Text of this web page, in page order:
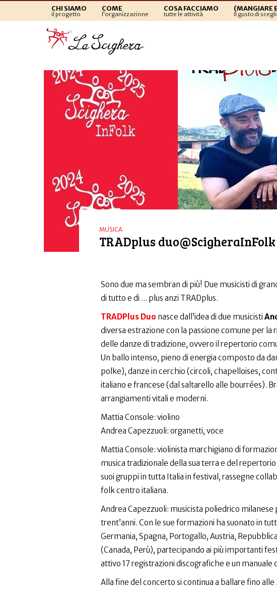
CHI SIAMO
il progetto
COME
l'organizzazione
COSA FACCIAMO
tutte le attività
(MANGIARE
Il gusto di
MUSICA
TRADplus duo@ScigheraInFolk
Sono due ma sembran di più! Due musicisti di
di tutto e di ... plus anzi TRADplus.
TRADPlus Duo nasce dall’idea di due musicisti
diversa estrazione con la passione comune per
delle danze di tradizione, ovvero il repertorio
Un ballo intenso, pieno di energia composto da
polke), danze in cerchio (circoli, chapelloises,
italiano e francese (dal saltarello alle bourrées).
arrangiamenti vitali e moderni.
Mattia Console: violino
Andrea Capezzuoli: organetti, voce
Mattia Console: violinista marchigiano di
musica tradizionale della sua terra e del
suoi gruppi in tutta Italia in festival, rassegne
folk centro italiana.
Andrea Capezzuoli: musicista poliedrico
trent’anni. Con le sue formazioni ha suonato in
Germania, Spagna, Portogallo, Austria,
(Canada, Perù), partecipando ai più importanti
attivo 17 registrazioni discografiche e un manuale
Alla fine del concerto si continua a ballare fino alle